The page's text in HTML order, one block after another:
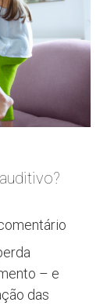
– e
das